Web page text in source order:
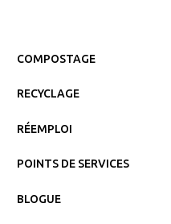
COMPOSTAGE
RECYCLAGE
RÉEMPLOI
POINTS DE SERVICES
BLOGUE